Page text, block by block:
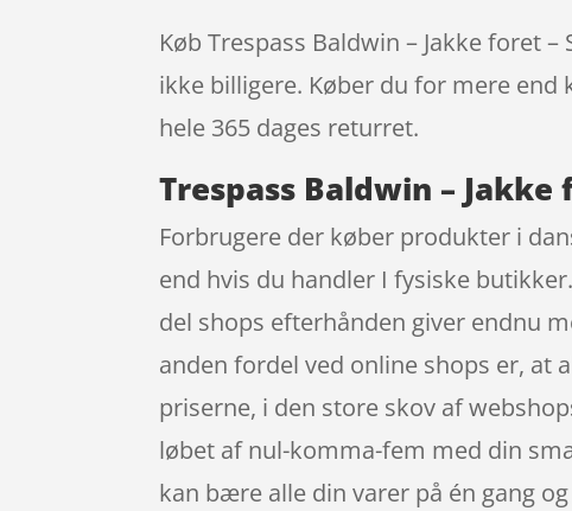
Køb Trespass Baldwin – Jakke foret
ikke billigere. Køber du for mere end
hele 365 dages returret.
Trespass Baldwin –
Forbrugere der køber produkter i
end hvis du handler I fysiske
del shops efterhånden giver endnu
anden fordel ved online shops er, at
priserne, i den store skov af
løbet af nul-komma-fem med din
kan bære alle din varer på én gang